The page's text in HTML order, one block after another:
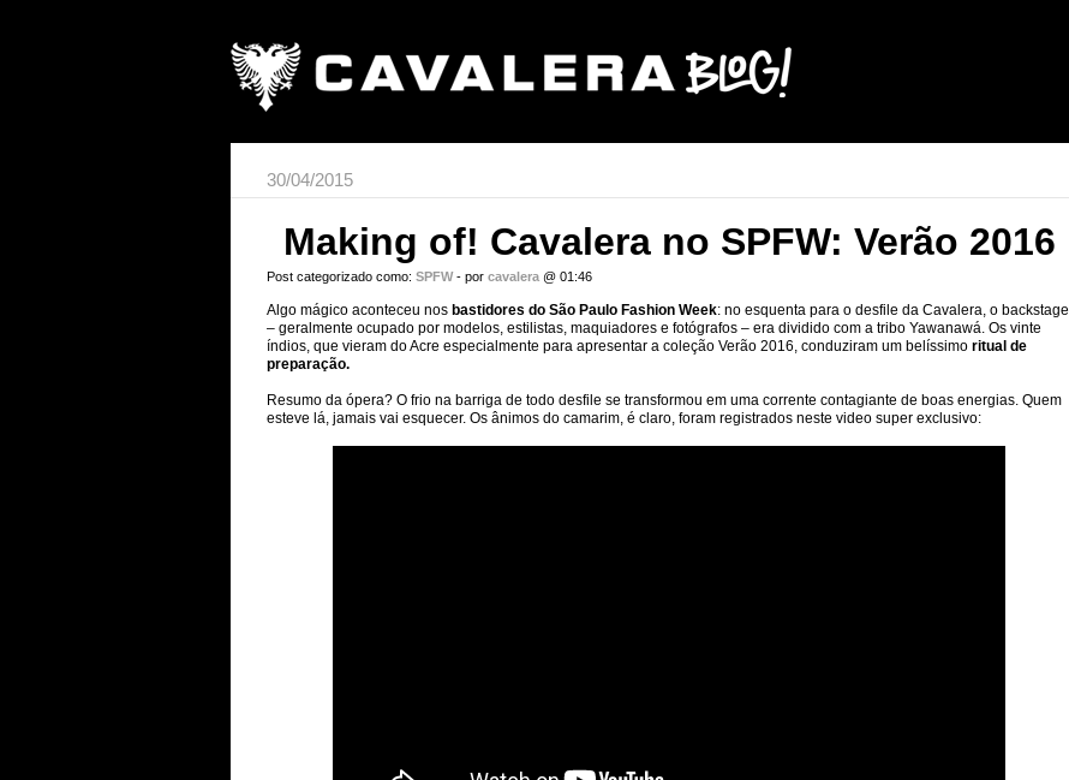
30/04/2015
Making of! Cavalera no SPFW: Verão 2016
Post categorizado como: SPFW- por cavalera @ 01:46
Algo mágico aconteceu nos bastidores do São Paulo Fashion Week: no esquenta para o desfile da Cavalera, o backstage
– geralmente ocupado por modelos, estilistas, maquiadores e fotógrafos – era dividido com a tribo Yawanawá. Os vinte
índios, que vieram do Acre especialmente para apresentar a coleção Verão 2016, conduziram um belíssimo ritual de
preparação.
Resumo da ópera? O frio na barriga de todo desfile se transformou em uma corrente contagiante de boas energias. Quem
esteve lá, jamais vai esquecer. Os ânimos do camarim, é claro, foram registrados neste video super exclusivo: